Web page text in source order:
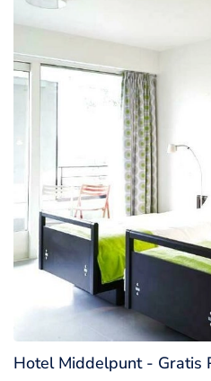
Hotel Middelpunt - Gratis